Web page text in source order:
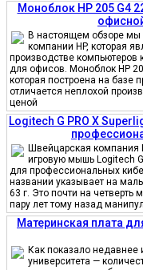
Моноблок HP 205 G4
В настоящем обзоре мы
компании HP, которая
производстве компьютеров
для офисов. Моноблок HP
которая построена на базе
отличается неплохой
ценой
Logitech G PRO X
Швейцарская компания
игровую мышь Logitech
для профессиональных
названии указывает на
63 г. Это почти на
пару лет тому назад
Материнская плата
Как показало
университета —